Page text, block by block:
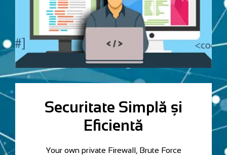
Securitate Simplă și
Eficientă
Your own private Firewall, Brute Force